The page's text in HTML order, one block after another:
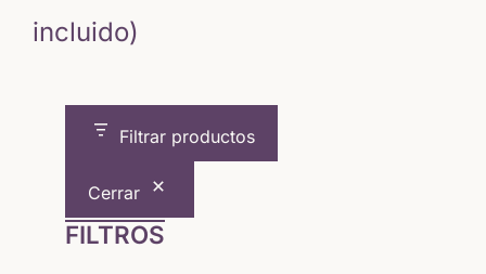
era:
incluido)
Filtrar productos
Cerrar
FILTROS